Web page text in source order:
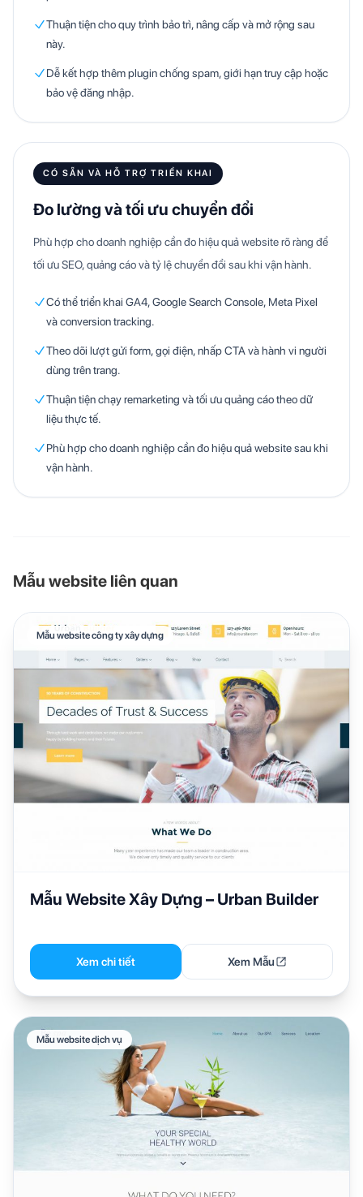
Thuận tiện cho quy trình bảo trì, nâng cấp và mở rộng sau
này.
Dễ kết hợp thêm plugin chống spam, giới hạn truy cập hoặc
bảo vệ đăng nhập.
CÓ SẴN VÀ HỖ TRỢ TRIỂN KHAI
Đo lường và tối ưu chuyển đổi
Phù hợp cho doanh nghiệp cần đo hiệu quả website rõ ràng để
tối ưu SEO, quảng cáo và tỷ lệ chuyển đổi sau khi vận hành.
Có thể triển khai GA4, Google Search Console, Meta Pixel
và conversion tracking.
Theo dõi lượt gửi form, gọi điện, nhấp CTA và hành vi người
dùng trên trang.
Thuận tiện chạy remarketing và tối ưu quảng cáo theo dữ
liệu thực tế.
Phù hợp cho doanh nghiệp cần đo hiệu quả website sau khi
vận hành.
Mẫu website liên quan
Mẫu website công ty xây dựng
Mẫu Website Xây Dựng – Urban Builder
Xem chi tiết Xem Mẫu
Mẫu website dịch vụ